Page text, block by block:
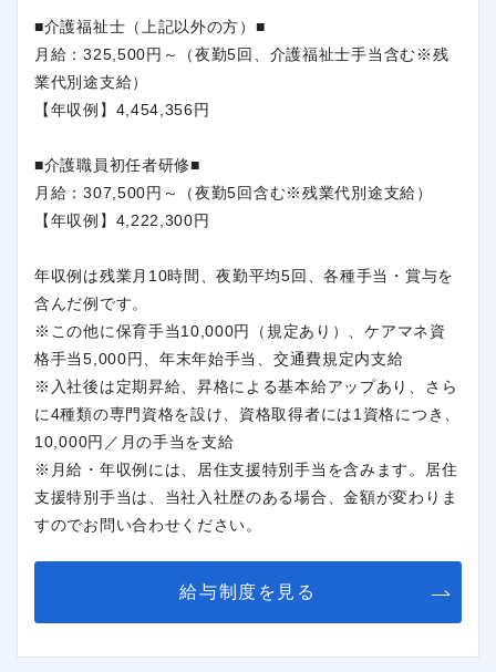
■介護福祉士（上記以外の方）■
月給：325,500円～（夜勤5回、介護福祉士手当含む※残
業代別途支給）
【年収例】4,454,356円
■介護職員初任者研修■
月給：307,500円～（夜勤5回含む※残業代別途支給）
【年収例】4,222,300円
年収例は残業月10時間、夜勤平均5回、各種手当・賞与を
含んだ例です。
※この他に保育手当10,000円（規定あり）、ケアマネ資
格手当5,000円、年末年始手当、交通費規定内支給
※入社後は定期昇給、昇格による基本給アップあり、さら
に4種類の専門資格を設け、資格取得者には1資格につき、
10,000円／月の手当を支給
※月給・年収例には、居住支援特別手当を含みます。居住
支援特別手当は、当社入社歴のある場合、金額が変わりま
すのでお問い合わせください。
給与制度を見る